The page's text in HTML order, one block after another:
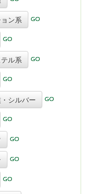
ン系
ル系
シルバー